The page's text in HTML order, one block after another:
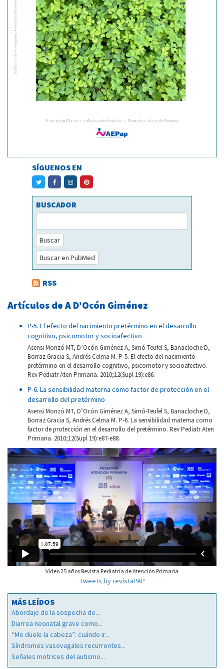
SÍGUENOS EN
BUSCADOR
Buscar
Buscar en PubMed
RSS
Artículos de A D’Ocón Giménez
P-5. El efecto del nacimiento pretérmino en el desarrollo
cognitivo, psicomotor y socioafectivo
Asensi Monzó MT, D’Ocón Giménez A, Simó-Teufel S, Banacloche D,
Borraz Gracia S, Andrés Celma M. P-5. El efecto del nacimiento
pretérmino en el desarrollo cognitivo, psicomotor y socioafectivo.
Rev Pediatr Aten Primaria. 2010;12(Supl 19):e86.
P-6. La sensibilidad materna como factor de protección en el
desarrollo del pretérmino
Asensi Monzó MT, D’Ocón Giménez A, Simó-Teufel S, Banacloche D,
Borraz Gracia S, Andrés Celma M. P-6. La sensibilidad materna como
factor de protección en el desarrollo del pretérmino. Rev Pediatr Aten
Primaria. 2010;12(Supl 19):e87-e88.
Video 25 años Revista Pediatría de Atención Primaria
Tweets by revistaPAP
MÁS LEÍDOS
Abordaje de la sospecha de...
Diarrea neonatal grave como...
“Me duele la cabeza”: cuándo ir...
Síndromes vasovagales recurrentes...
Señales motrices del autismo...